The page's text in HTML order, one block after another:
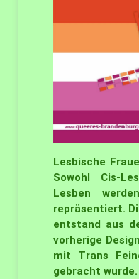
Lesbische
Sowohl Cis-
Lesben
repräsentiert.
entstand aus
vorherige
mit Trans
gebracht wurde.